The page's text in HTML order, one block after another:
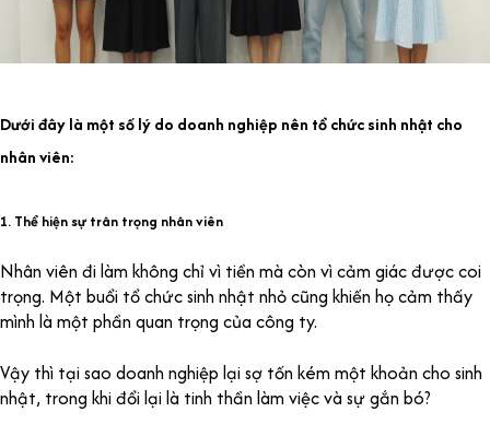
Dưới đây là một số lý do doanh nghiệp nên tổ chức sinh nhật cho
nhân viên:
1. Thể hiện sự trân trọng nhân viên
Nhân viên đi làm không chỉ vì tiền mà còn vì cảm giác được coi
trọng. Một buổi tổ chức sinh nhật nhỏ cũng khiến họ cảm thấy
mình là một phần quan trọng của công ty.
Vậy thì tại sao doanh nghiệp lại sợ tốn kém một khoản cho sinh
nhật, trong khi đổi lại là tinh thần làm việc và sự gắn bó?